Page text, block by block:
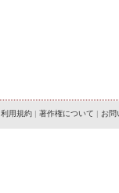
利用規約 | 著作権について | お問